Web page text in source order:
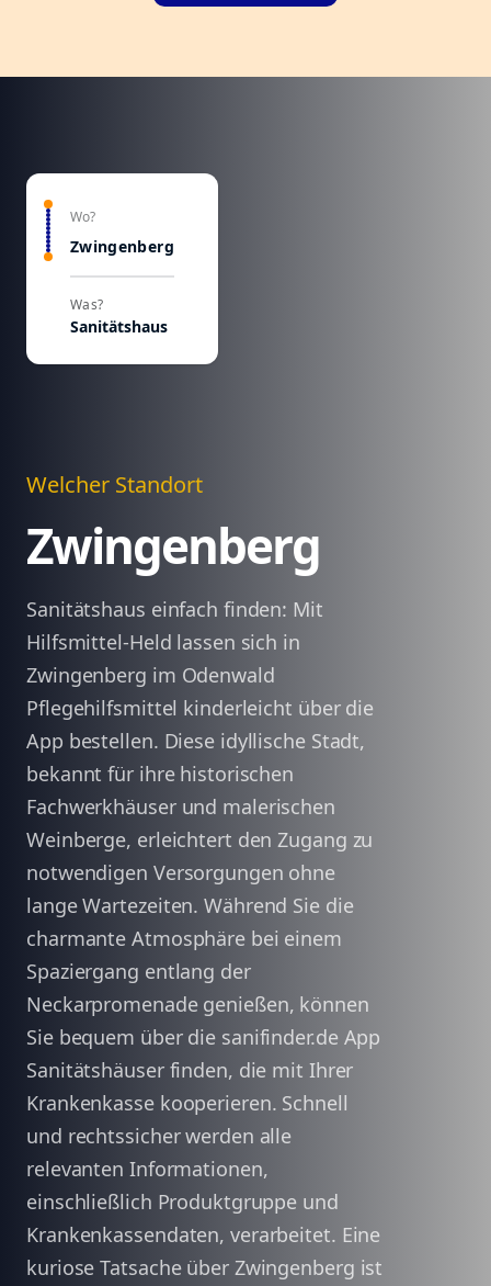
Wo?
Zwingenberg
Was?
Sanitätshaus
Welcher Standort
Zwingenberg
Sanitätshaus einfach finden: Mit
Hilfsmittel-Held lassen sich in
Zwingenberg im Odenwald
Pflegehilfsmittel kinderleicht über die
App bestellen. Diese idyllische Stadt,
bekannt für ihre historischen
Fachwerkhäuser und malerischen
Weinberge, erleichtert den Zugang zu
notwendigen Versorgungen ohne
lange Wartezeiten. Während Sie die
charmante Atmosphäre bei einem
Spaziergang entlang der
Neckarpromenade genießen, können
Sie bequem über die sanifinder.de App
Sanitätshäuser finden, die mit Ihrer
Krankenkasse kooperieren. Schnell
und rechtssicher werden alle
relevanten Informationen,
einschließlich Produktgruppe und
Krankenkassendaten, verarbeitet. Eine
kuriose Tatsache über Zwingenberg ist